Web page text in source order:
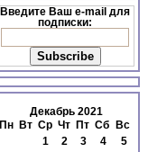
Введите Ваш e-mail для
подписки:
Декабрь 2021
Пн
Вт Ср Чт Пт Сб
Вс
1
2 3 4 5